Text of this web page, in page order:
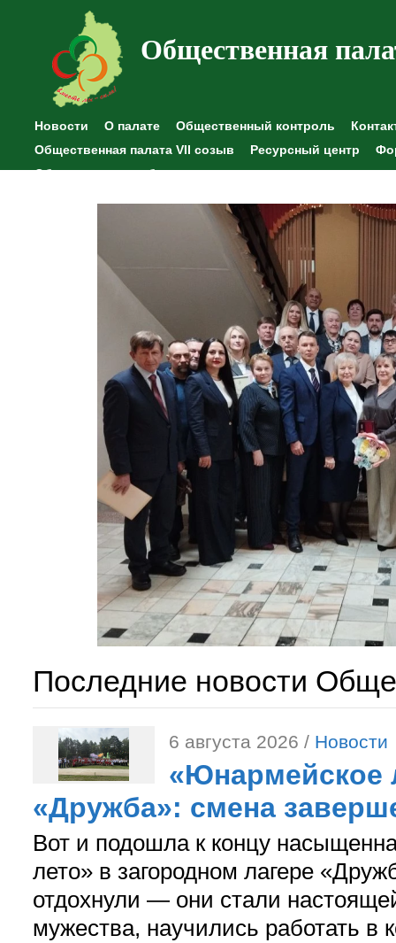
Общественная
Новости О палате Общественный контроль
Общественная палата VII созыв
Ресурсный центр
Общественные наблюдения
Последние новости
6 августа 2026 / Новости
«Юнармейское
«Дружба»: смена
Вот и подошла к концу
лето» в загородном лагере
отдохнули — они стали
мужества, научились работать в